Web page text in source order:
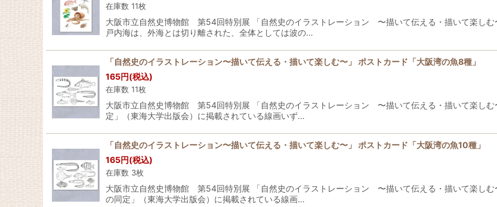
在庫数 11枚
大阪市立自然史博物館 第54回特別展 「自然史のイラストレーション 〜描いて伝える・描いて楽し
戸内海は、外海とは切り離された、全体としては波の…
「自然史のイラストレーション〜描いて伝える・描いて楽しむ〜」 ポストカード「大阪湾の魚8種」
165円(税込)
在庫数 11枚
大阪市立自然史博物館 第54回特別展 「自然史のイラストレーション 〜描いて伝える・描いて楽し
定」（東海大学出版会）に掲載されている線画いず…
「自然史のイラストレーション〜描いて伝える・描いて楽しむ〜」 ポストカード「大阪湾の魚10種」
165円(税込)
在庫数 3枚
大阪市立自然史博物館 第54回特別展 「自然史のイラストレーション 〜描いて伝える・描いて楽し
の同定」（東海大学出版会）に掲載されている線画…